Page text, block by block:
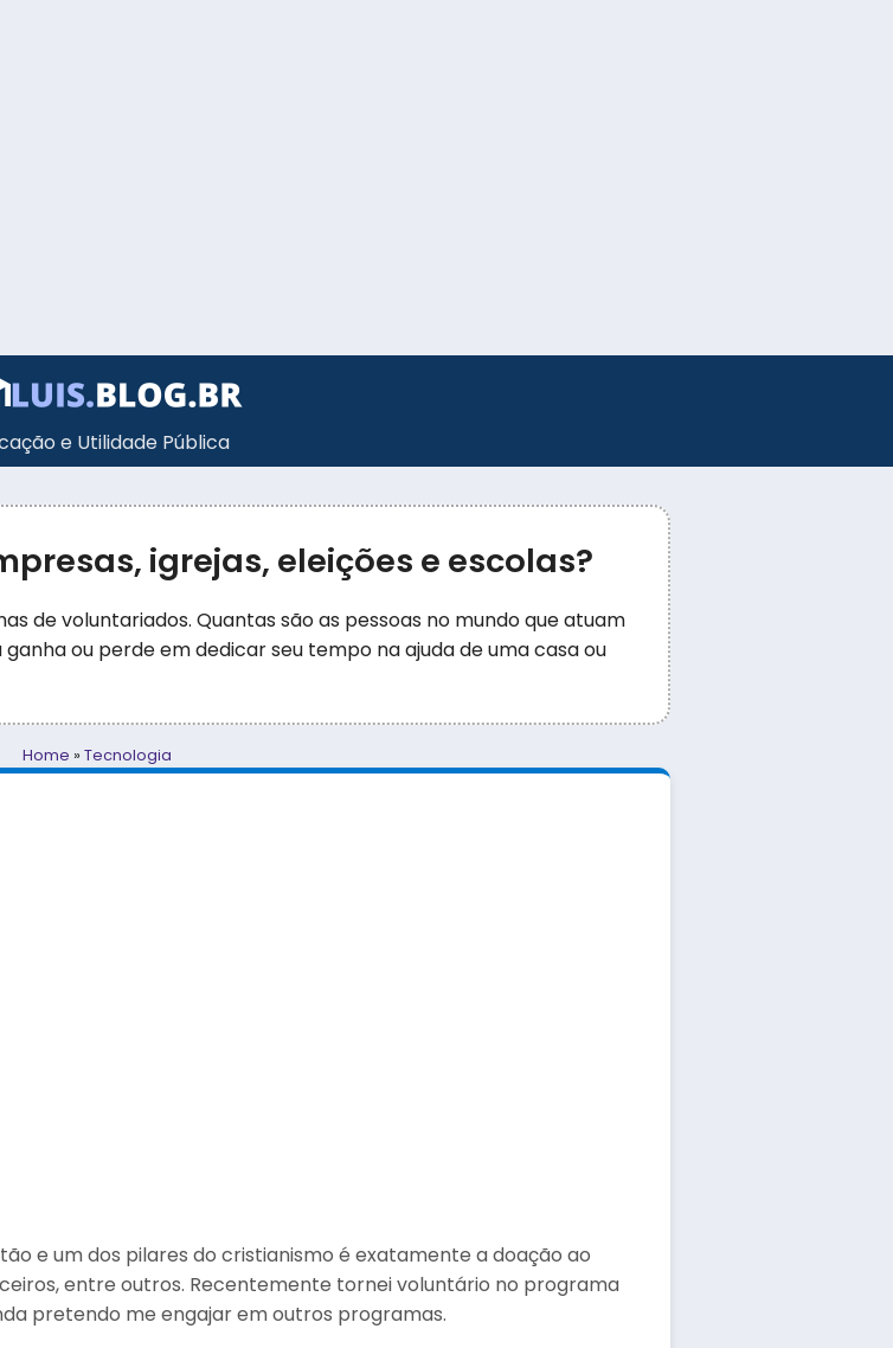
e Utilidade Pública
igrejas, eleições e escolas?
de voluntariados. Quantas são as pessoas no mundo que atuam
ou perde em dedicar seu tempo na ajuda de uma casa ou
Home » Tecnologia
e um dos pilares do cristianismo é exatamente a doação ao
entre outros. Recentemente tornei voluntário no programa
pretendo me engajar em outros programas.